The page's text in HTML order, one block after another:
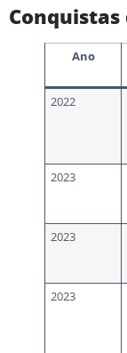
Ano
2022
2023
2023
2023